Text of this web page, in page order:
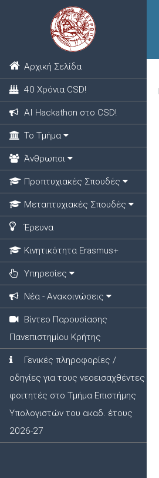
Αρχική Σελίδα
40 Χρόνια CSD!
ΑΙ Hackathon στο CSD!
Το Τμήμα
Άνθρωποι
Προπτυχιακές Σπουδές
Μεταπτυχιακές Σπουδές
Έρευνα
Κινητικότητα Erasmus+
Υπηρεσίες
Νέα - Ανακοινώσεις
Βίντεο Παρουσίασης
Πανεπιστημίου Κρήτης
Γενικές πληροφορίες /
οδηγίες για τους νεοεισαχθέντες
φοιτητές στο Τμήμα Επιστήμης
Υπολογιστών του ακαδ. έτους
2026-27